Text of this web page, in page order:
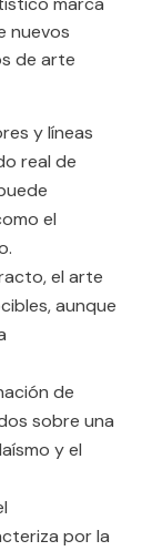
nuevos
de arte
y líneas
real de
el
el arte
aunque
de
sobre una
y el
por la